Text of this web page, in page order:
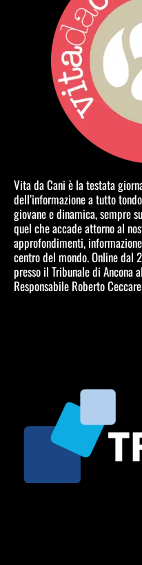
Vita da Cani è la testata
dell’informazione a tutto
giovane e dinamica, sempre
quel che accade attorno al
approfondimenti,
centro del mondo. Online dal
presso il Tribunale di
Responsabile Roberto